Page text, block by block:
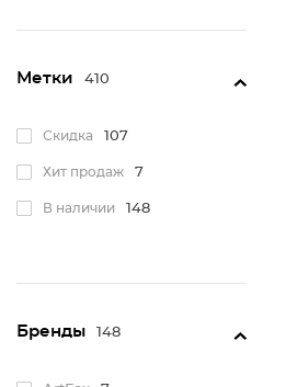
Метки 410
Скидка 107
Хит продаж 7
В наличии 148
Бренды 148